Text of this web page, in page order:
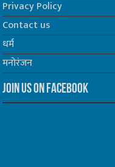
Privacy Policy
Contact us
धर्म
मनोरंजन
Join us on Facebook